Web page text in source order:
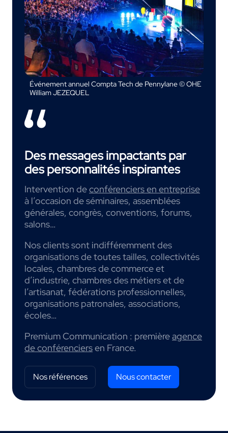
Événement annuel Compta Tech de Pennylane © OHE
William JEZEQUEL
Des messages impactants par
des personnalités inspirantes
Intervention deconférenciers en entreprise
à l’occasion de séminaires, assemblées
générales, congrès, conventions, forums,
salons…
Nos clients sont indifféremment des
organisations de toutes tailles, collectivités
locales, chambres de commerce et
d’industrie, chambres des métiers et de
l’artisanat, fédérations professionnelles,
organisations patronales, associations,
écoles…
Premium Communication : premièreagence
de conférenciersen France.
Nos références Nous contacter